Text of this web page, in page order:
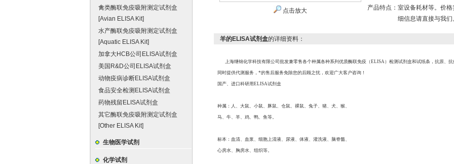
禽类酶联免疫吸附测定试剂盒
[Avian ELISA Kit]
水产酶联免疫吸附测定试剂盒
[Aquatic ELISA Kit]
加拿大HCB公司ELISA试剂盒
美国R&D公司ELISA试剂盒
动物疫病诊断ELISA试剂盒
食品安全检测ELISA试剂盒
药物残留ELISA试剂盒
其它酶联免疫吸附测定试剂盒
[Other ELISA Kit]
生物医学试剂
化学试剂
点击放大 产品特点： 室设备耗材等。价
细信息请直接与我们
羊的ELISA试剂盒的详细资料：
上海继锦化学科技有限公司批发兼零售各个种属各种系列优质酶联免疫（ELISA）检测试剂盒和试纸条，抗原、
同时提供代测服务，*的售后服务免除您的后顾之忧，欢迎广大客户咨询！
国产、进口科研用ELISA试剂盒
种属：人、大鼠、小鼠、豚鼠、仓鼠、裸鼠、兔子、猪、犬、猴、
马、牛、羊、鸡、鸭、鱼等。
标本：血清、血浆、细胞上清液、尿液、体液、灌洗液、脑脊髓、
心房水、胸房水、组织等。